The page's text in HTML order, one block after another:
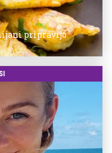
pripravijo